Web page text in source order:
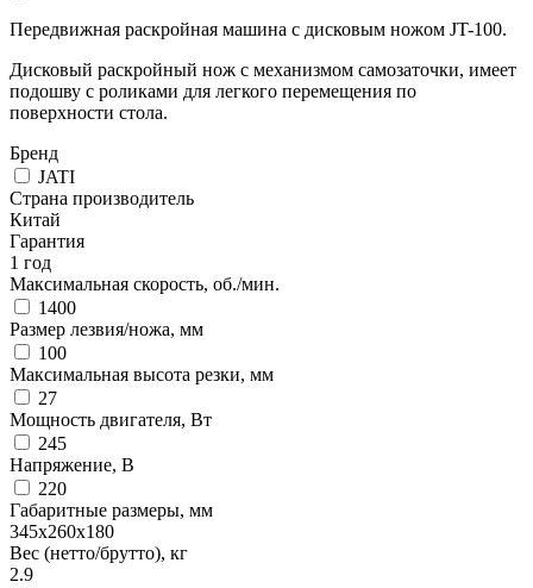
Передвижная раскройная машина с дисковым ножом JT-100.
Дисковый раскройный нож с механизмом самозаточки, имеет
подошву с роликами для легкого перемещения по
поверхности стола.
Бренд
JATI
Страна производитель
Китай
Гарантия
1 год
Максимальная скорость, об./мин.
1400
Размер лезвия/ножа, мм
100
Максимальная высота резки, мм
27
Мощность двигателя, Вт
245
Напряжение, В
220
Габаритные размеры, мм
345x260x180
Вес (нетто/брутто), кг
2.9